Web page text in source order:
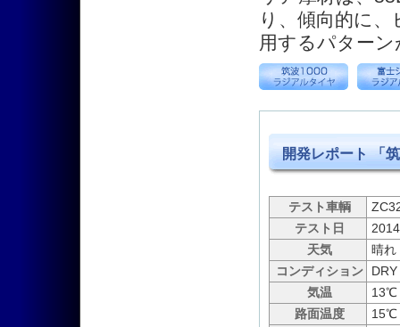
り、傾向的に
用するパター
開発レポート 「
テスト車輌
テスト日
天気
晴れ
コンディション
DRY
気温
13℃
路面温度
15℃